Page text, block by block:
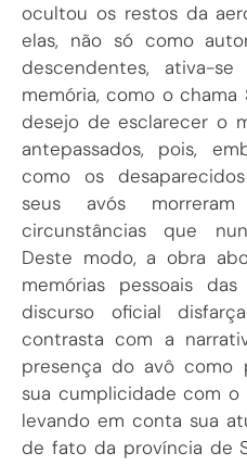
ocultou os restos da
elas, não só como
descendentes, ativa-
memória, como o chama
desejo de esclarecer o
antepassados, pois,
como os
seus avós
circunstâncias que
Deste modo, a obra
memórias pessoais
discurso oficial
contrasta com a
presença do avô como
sua cumplicidade com o
levando em conta sua
de fato da província de